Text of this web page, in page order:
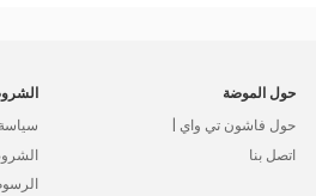
حول الموضة
حول فاشون تي واي |
اتصل بنا